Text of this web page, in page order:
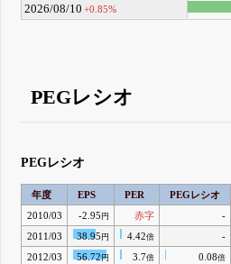
2026/08/10 +0.85%
PEGレシオ
PEGレシオ
年度 EPS PER
PEGレシオ
2010/03
-2.95 円 赤字
-
2011/03
38.95 円 4.42倍
-
2012/03
56.72円 3.7倍 0.08倍